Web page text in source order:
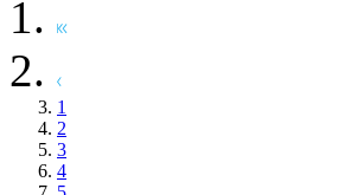
1
2
3
4